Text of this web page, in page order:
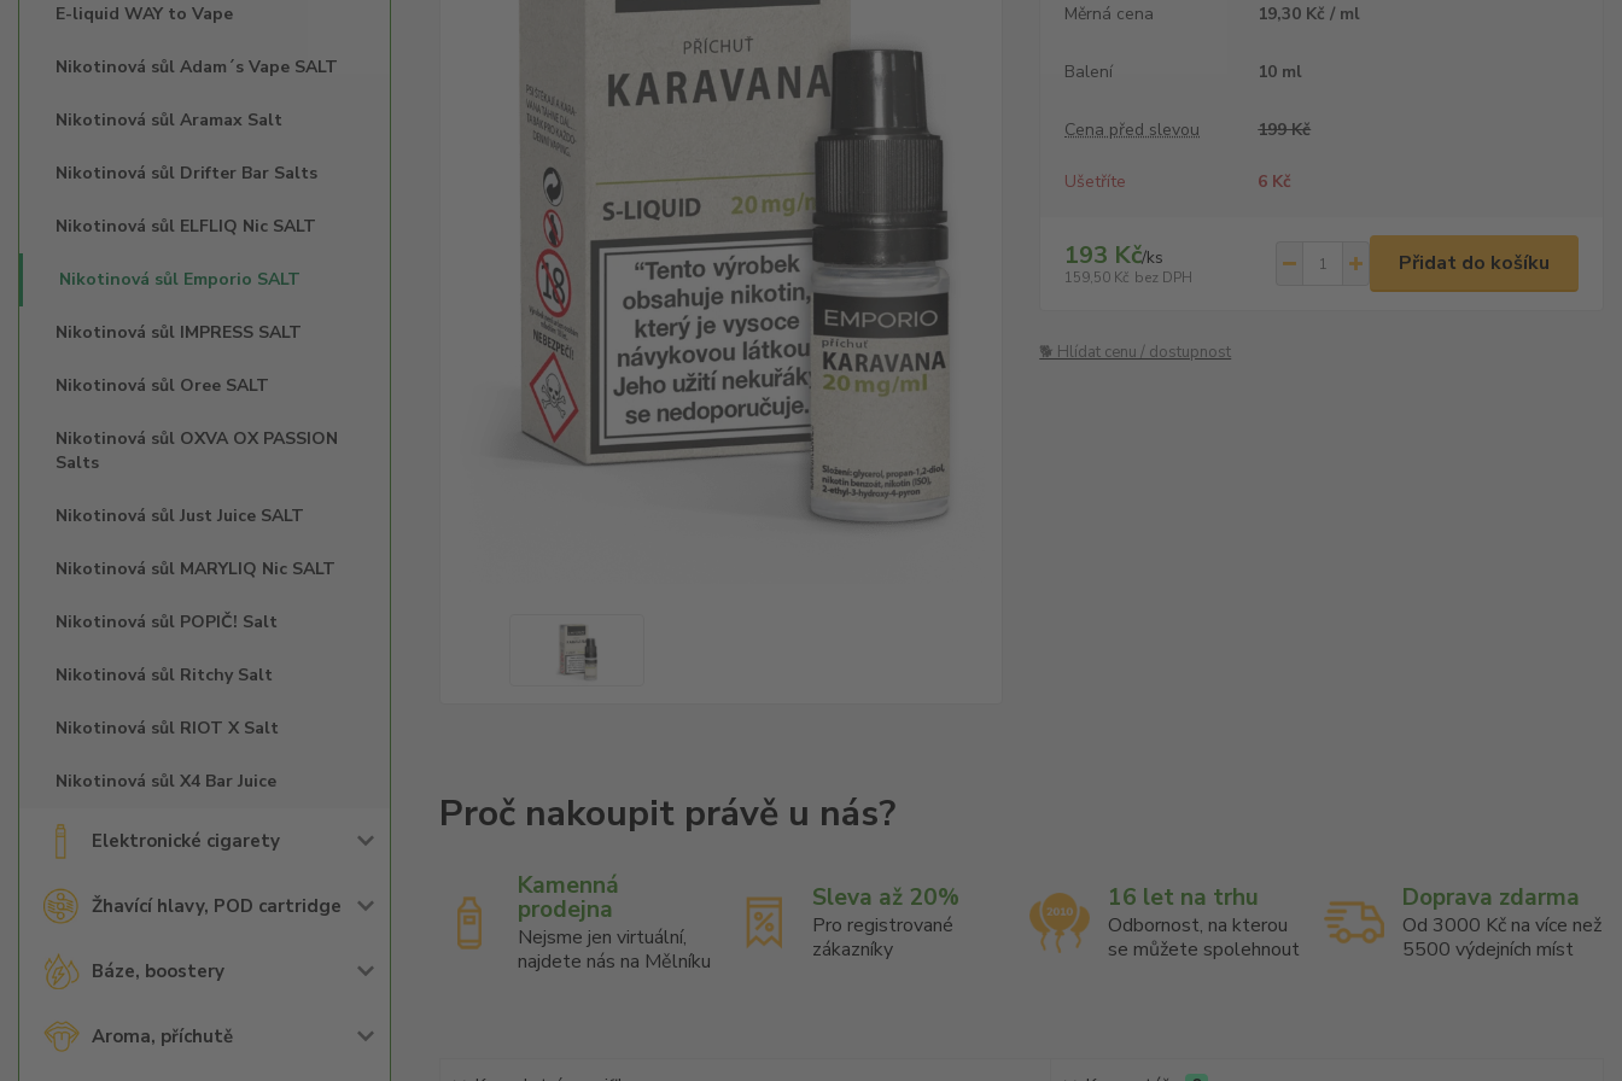
E-liquid WAY to Vape
Nikotinová sůl Adam´s Vape SALT
Nikotinová sůl Aramax Salt
Nikotinová sůl Drifter Bar Salts
Nikotinová sůl ELFLIQ Nic SALT
Nikotinová sůl Emporio SALT
Nikotinová sůl IMPRESS SALT
Nikotinová sůl Oree SALT
Nikotinová sůl OXVA OX PASSION
Salts
Nikotinová sůl Just Juice SALT
Nikotinová sůl MARYLIQ Nic SALT
Nikotinová sůl POPIČ! Salt
Nikotinová sůl Ritchy Salt
Nikotinová sůl RIOT X Salt
Nikotinová sůl X4 Bar Juice
Elektronické cigarety
Žhavící hlavy, POD cartridge
Báze, boostery
Aroma, příchutě
Měrná cena 19,30 Kč / ml
Balení 10 ml
Cena před slevou 199 Kč
Ušetříte 6 Kč
193 Kč/ks
159,50 Kč bez DPH
Přidat do košíku
🐕 Hlídat cenu / dostupnost
Kamenná
prodejna
Nejsme jen virtuální,
najdete nás na Mělníku
Sleva až 20%
Pro registrované
zákazníky
16 let na trhu
Odbornost, na kterou
se můžete spolehnout
Doprava zdarma
Od 3000 Kč na více než
5500 výdejních míst